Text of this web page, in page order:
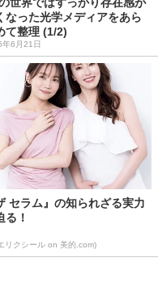
なった光学メディアをあら
て整理 (1/2)
6月21日
セラム』の知られざる実力
る！
リクシール on 美的.com)